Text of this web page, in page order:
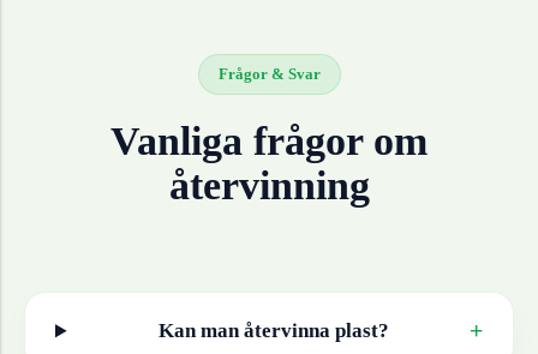
Frågor & Svar
Vanliga frågor om
återvinning
Kan man återvinna plast? +